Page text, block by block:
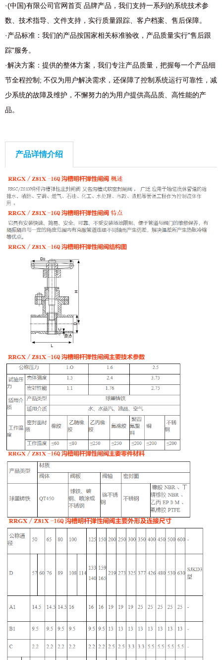
·(中国)有限公司官网首页 品牌产品，我们支持一系列的系统技术参
数、技术指导、文件支持，实行质量跟踪、客户档案、售后保障。
·产品标准：我们的产品按国家相关标准验收，产品质量实行"售后跟
踪"服务。
·解决方案：提供的整体方案，我们专注产品质量，把握每一个产品细
节全程控制; 不仅为用户解决需求，还保障了控制系统运行可靠性，减
少系统的故障及维护，不懈努力的为用户提供高品质、高性能的产
品。
产品详情介绍